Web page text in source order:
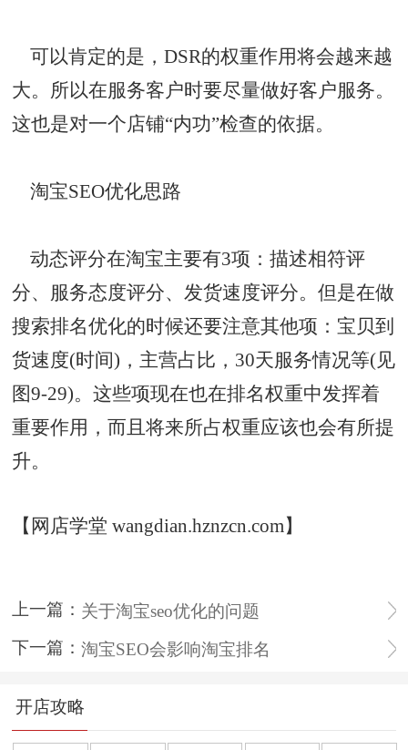
可以肯定的是，DSR的权重作用将会越来越
大。所以在服务客户时要尽量做好客户服务。
这也是对一个店铺“内功”检查的依据。
淘宝SEO优化思路
动态评分在淘宝主要有3项：描述相符评
分、服务态度评分、发货速度评分。但是在做
搜索排名优化的时候还要注意其他项：宝贝到
货速度(时间)，主营占比，30天服务情况等(见
图9-29)。这些项现在也在排名权重中发挥着
重要作用，而且将来所占权重应该也会有所提
升。
【网店学堂 wangdian.hznzcn.com】
上一篇： 关于淘宝seo优化的问题
下一篇：淘宝SEO会影响淘宝排名
开店攻略